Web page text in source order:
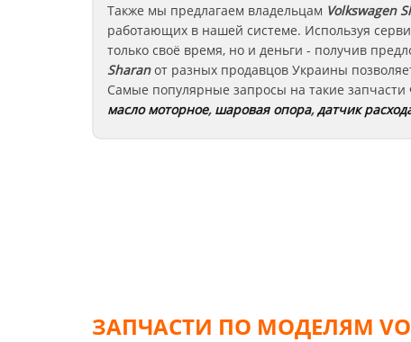
Также мы предлагаем владельцам Volkswagen
работающих в нашей системе. Используя
только своё время, но и деньги - получив
Sharanот разных продавцов Украины
Самые популярные запросы на такие запчасти
масло моторное, шаровая опора,датчик
ЗАПЧАСТИ ПО МОДЕЛЯМ